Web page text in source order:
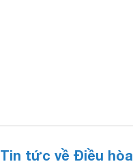
Tin tức về Điều hòa